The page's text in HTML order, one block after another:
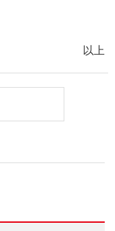
以上